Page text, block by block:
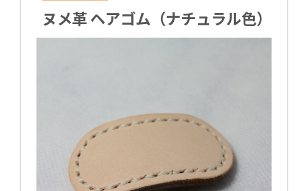
ヌメ革 ヘアゴム（ナチュラル色）